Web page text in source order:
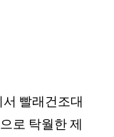
빨래건조대
로 탁월한 제